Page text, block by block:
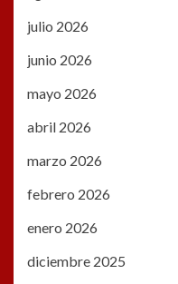
julio 2026
junio 2026
mayo 2026
abril 2026
marzo 2026
febrero 2026
enero 2026
diciembre 2025